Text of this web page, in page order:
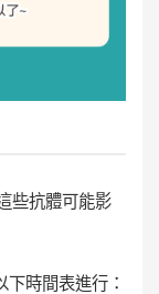
些抗體可能影
時間表進行：